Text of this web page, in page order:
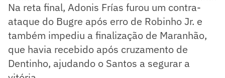
Na reta final, Adonis Frías furou um contra-
ataque do Bugre após erro de Robinho Jr. e
também impediu a finalização de Maranhão,
que havia recebido após cruzamento de
Dentinho, ajudando o Santos a segurar a